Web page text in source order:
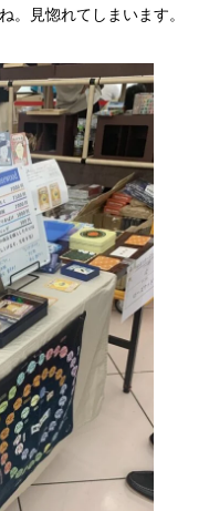
。見惚れてしまいます。